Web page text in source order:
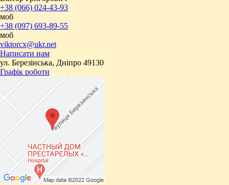
+38 (066) 024-43-93
моб
+38 (097) 693-89-55
моб
viktorcx@ukr.net
Написати нам
ул. Березінська, Дніпро 49130
Графік роботи